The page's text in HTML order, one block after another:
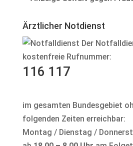
Ärztlicher Notdienst
Der
kostenfreie Rufnummer:
116 117
im gesamten Bundesgebiet
folgenden Zeiten erreichbar:
Montag / Dienstag /